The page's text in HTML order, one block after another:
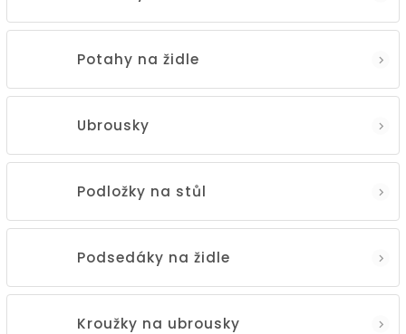
Potahy na židle
Ubrousky
Podložky na stůl
Podsedáky na židle
Kroužky na ubrousky